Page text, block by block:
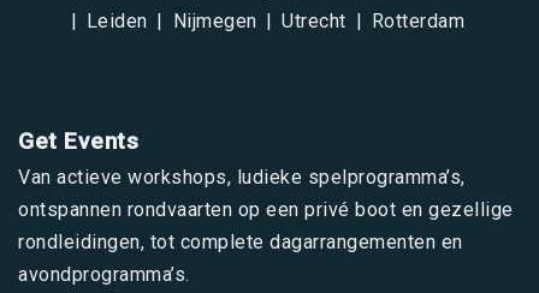
Leiden
Nijmegen Utrecht Rotterdam
Get Events
Van actieve workshops, ludieke spelprogramma’s,
ontspannen rondvaarten op een privé boot en gezellige
rondleidingen, tot complete dagarrangementen en
avondprogramma’s.